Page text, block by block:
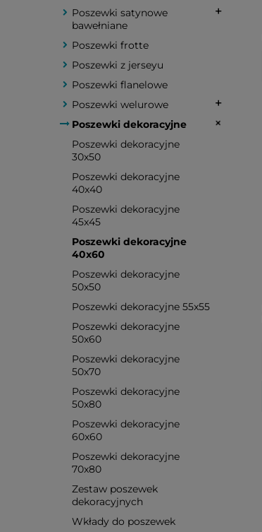
Poszewki satynowe
bawełniane
Poszewki frotte
Poszewki z jerseyu
Poszewki flanelowe
Poszewki welurowe
Poszewki dekoracyjne
Poszewki dekoracyjne
30x50
Poszewki dekoracyjne
40x40
Poszewki dekoracyjne
45x45
Poszewki dekoracyjne
40x60
Poszewki dekoracyjne
50x50
Poszewki dekoracyjne 55x55
Poszewki dekoracyjne
50x60
Poszewki dekoracyjne
50x70
Poszewki dekoracyjne
50x80
Poszewki dekoracyjne
60x60
Poszewki dekoracyjne
70x80
Zestaw poszewek
dekoracyjnych
Wkłady do poszewek